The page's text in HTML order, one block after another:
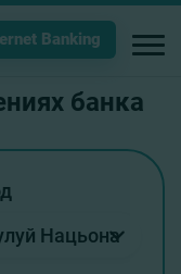
Banking
банка